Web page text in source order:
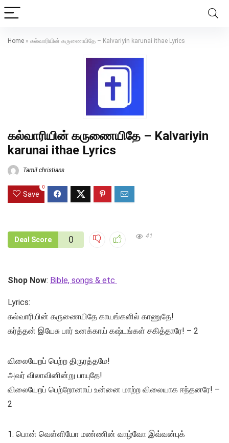
Home » கல்வாரியின் கருணையிதே – Kalvariyin karunai ithae Lyrics
கல்வாரியின் கருணையிதே – Kalvariyin
karunai ithae Lyrics
Tamil christians
Save
0
Deal Score 0 41
Shop Now: Bible, songs & etc
Lyrics:
கல்வாரியின் கருணையிதே காயங்களில் காணுதே!
கர்த்தன் இயேசு பார் உனக்காய் கஷ்டங்கள் சகித்தாரே! – 2
விலையேறப் பெற்ற திருரத்தமே!
அவர் விலாவினின்று பாயுதே!
விலையேறப் பெற்றோனாய் உன்னை மாற்ற விலையாக ஈந்தனரே! –
2
1. பொன் வெள்ளியோ மண்ணின் வாழ்வோ இவ்வன்புக்